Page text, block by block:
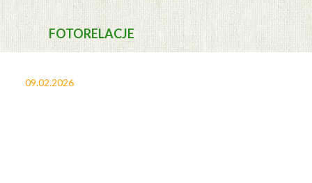
FOTORELACJE
09.02.2026